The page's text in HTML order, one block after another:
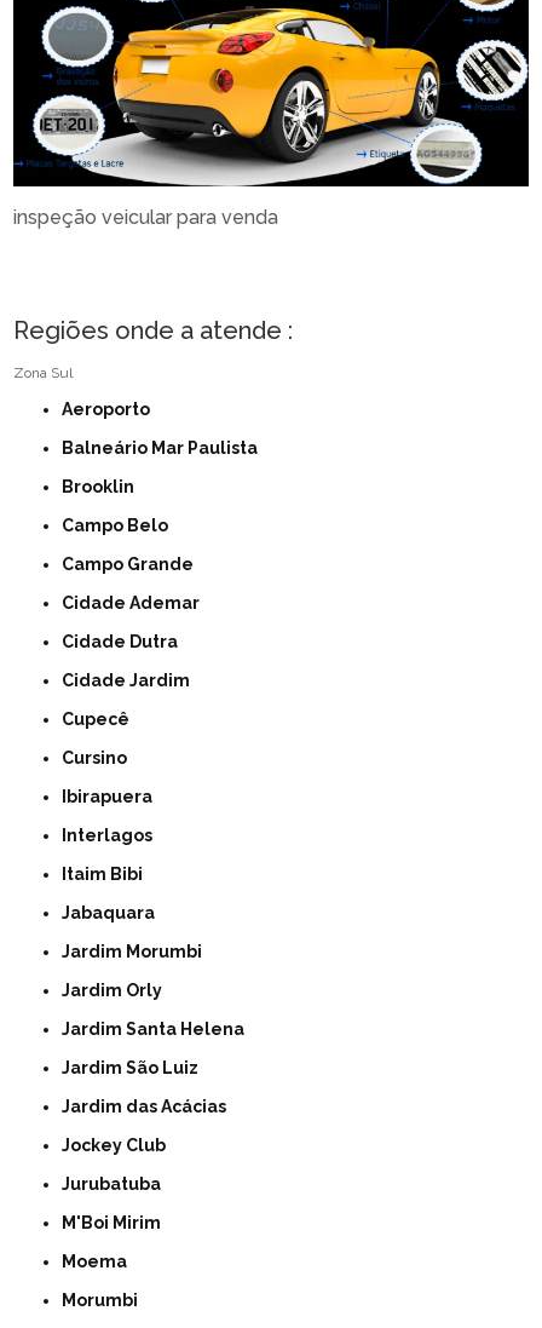
inspeção veicular para venda
Regiões onde a atende :
Zona Sul
Aeroporto
Balneário Mar Paulista
Brooklin
Campo Belo
Campo Grande
Cidade Ademar
Cidade Dutra
Cidade Jardim
Cupecê
Cursino
Ibirapuera
Interlagos
Itaim Bibi
Jabaquara
Jardim Morumbi
Jardim Orly
Jardim Santa Helena
Jardim São Luiz
Jardim das Acácias
Jockey Club
Jurubatuba
M'Boi Mirim
Moema
Morumbi